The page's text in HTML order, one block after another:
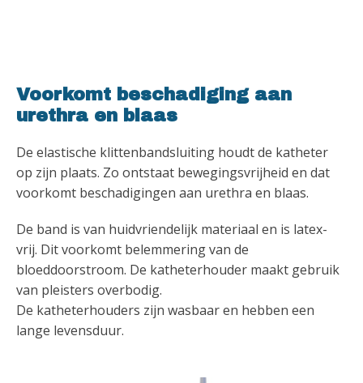
Voorkomt beschadiging aan
urethra en blaas
De elastische klittenbandsluiting houdt de katheter
op zijn plaats. Zo ontstaat bewegingsvrijheid en dat
voorkomt beschadigingen aan urethra en blaas.
De band is van huidvriendelijk materiaal en is latex-
vrij. Dit voorkomt belemmering van de
bloeddoorstroom. De katheterhouder maakt gebruik
van pleisters overbodig.
De katheterhouders zijn wasbaar en hebben een
lange levensduur.